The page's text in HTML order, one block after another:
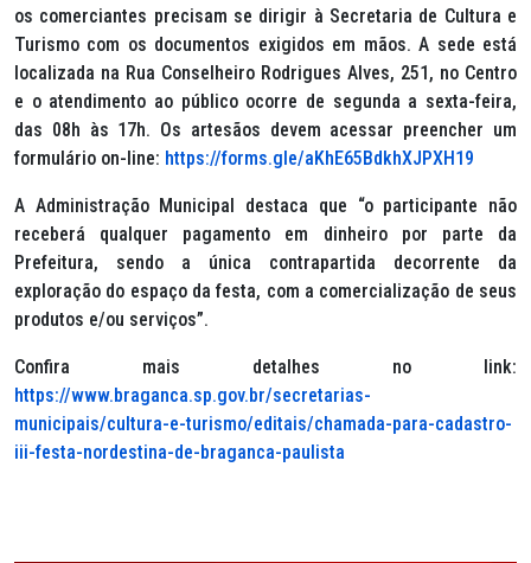
os comerciantes precisam se dirigir à Secretaria de Cultura e
Turismo com os documentos exigidos em mãos. A sede está
localizada na Rua Conselheiro Rodrigues Alves, 251, no Centro
e o atendimento ao público ocorre de segunda a sexta-feira,
das 08h às 17h. Os artesãos devem acessar preencher um
formulário on-line: https://forms.gle/aKhE65BdkhXJPXH19
A Administração Municipal destaca que “o participante não
receberá qualquer pagamento em dinheiro por parte da
Prefeitura, sendo a única contrapartida decorrente da
exploração do espaço da festa, com a comercialização de seus
produtos e/ou serviços”.
Confira mais detalhes no link:
https://www.braganca.sp.gov.br/secretarias-
municipais/cultura-e-turismo/editais/chamada-para-cadastro-
iii-festa-nordestina-de-braganca-paulista